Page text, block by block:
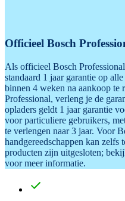
Officieel Bosch
Als officieel Bosch
standaard 1 jaar garantie op
binnen 4 weken na aankoop te
Professional, verleng je de
opladers geldt 1 jaar garantie
voor particuliere gebruikers,
te verlengen naar 3 jaar. Voor
handgereedschappen kan zelfs
producten zijn uitgesloten;
voor meer informatie.